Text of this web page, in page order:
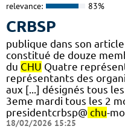
relevance: 83%
CRBSP
publique dans son article
constitué de douze
du CHU Quatre
représentants des
aux [...] désignés tous
3eme mardi tous les 2
presidentcrbsp@ chu-
18/02/2026 15:25